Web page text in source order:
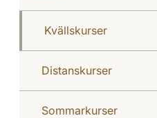
Kvällskurser
Distanskurser
Sommarkurser